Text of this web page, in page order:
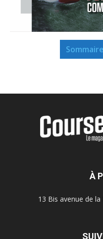
À
13 Bis avenue de